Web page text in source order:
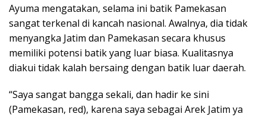
Ayuma mengatakan, selama ini batik Pamekasan
sangat terkenal di kancah nasional. Awalnya, dia tidak
menyangka Jatim dan Pamekasan secara khusus
memiliki potensi batik yang luar biasa. Kualitasnya
diakui tidak kalah bersaing dengan batik luar daerah.
“Saya sangat bangga sekali, dan hadir ke sini
(Pamekasan, red), karena saya sebagai Arek Jatim ya